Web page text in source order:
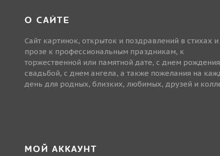
О САЙТЕ
Сайт картинок, открыток и поздравлений в стихах и
прозе к профессиональным праздникам, к
торжественной или памятной дате, с днем
свадьбой, с днем ангела, а также пожелания на
день для родных, близких, любимых, друзей и
МОЙ АККАУНТ